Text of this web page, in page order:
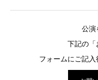
公演
下記の「
フォームにご記入